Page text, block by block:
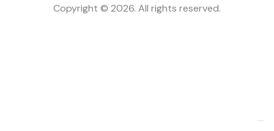
Copyright © 2026. All rights reserved.